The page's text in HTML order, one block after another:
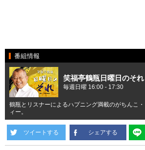
番組情報
笑福亭鶴瓶日曜日のそれ
毎週日曜 16:00 - 17:30
鶴瓶とリスナーによるハプニング満載のがちんこ
ィー。
ツイートする シェアする